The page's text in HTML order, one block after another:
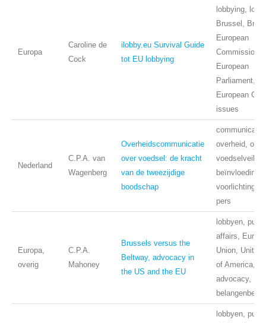
Europa
Caroline de
Cock
ilobby.eu Survival Guide
tot EU lobbying
lobbying,
Brussel,
European
Commission,
European
Parliament,
European
issues
Nederland
C.P.A. van
Wagenberg
Overheidscommunicatie
over voedsel: de kracht
van de tweezijdige
boodschap
communicatie,
overheid,
beïnvloeding,
voorlichting,
pers
Europa,
overig
C.P.A.
Mahoney
Brussels versus the
Beltway, advocacy in
the US and the EU
lobbyen,
affairs,
Union, United
of America,
advocacy,
lobbyen,